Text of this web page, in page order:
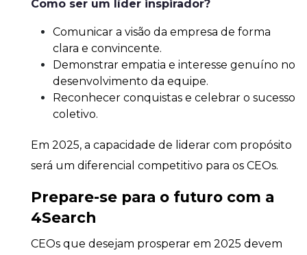
Como ser um líder inspirador?
Comunicar a visão da empresa de forma
clara e convincente.
Demonstrar empatia e interesse genuíno no
desenvolvimento da equipe.
Reconhecer conquistas e celebrar o sucesso
coletivo.
Em 2025, a capacidade de liderar com propósito
será um diferencial competitivo para os CEOs.
Prepare-se para o futuro com a
4Search
CEOs que desejam prosperar em 2025 devem